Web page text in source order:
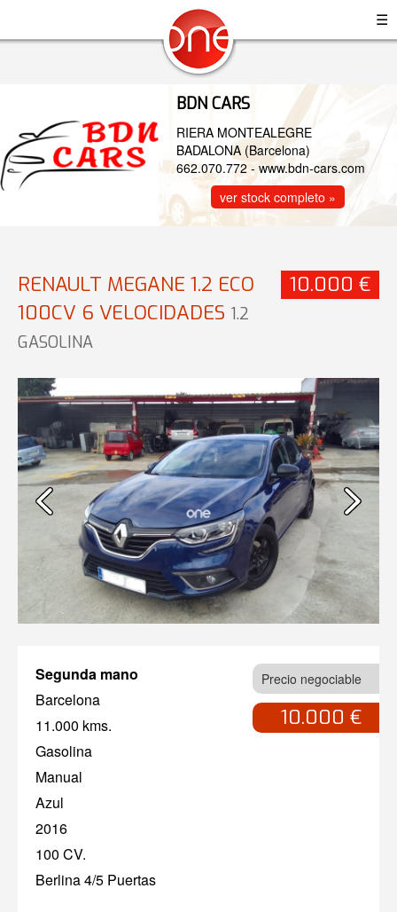
☰
BDN CARS
RIERA MONTEALEGRE
BADALONA (Barcelona)
662.070.772 -www.bdn-cars.com
ver stock completo »
RENAULT MEGANE 1.2 ECO
100CV 6 VELOCIDADES 1.2
GASOLINA
10.000 €
Segunda mano
Barcelona
11.000 kms.
Gasolina
Manual
Azul
2016
100 CV.
Berlina 4/5 Puertas
Precio negociable
10.000 €